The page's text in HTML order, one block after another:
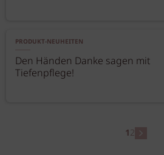
PRODUKT-NEUHEITEN
Den Händen Danke sagen mit
Tiefenpflege!
12